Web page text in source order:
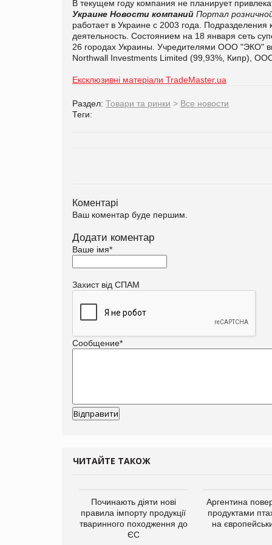
В текущем году компания не планирует
Украине Новости компаний Портал
работает в Украине с 2003 года.
деятельность. Состоянием на 18 января сеть
26 городах Украины. Учредителями ООО "ЭКО"
Northwall Investments Limited (99,93%, Кипр),
Ексклюзивні матеріали TradeMaster.ua
Раздел: Товари та ринки > Все новости
Теги:
Коментарі
Ваш коментар буде першим.
Додати коментар
Ваше імя*
Захист від СПАМ
Сообщение*
ЧИТАЙТЕ ТАКОЖ
Починають діяти нові
правила імпорту продукції
тваринного походження до
ЄС
Аргентина
продуктами
на